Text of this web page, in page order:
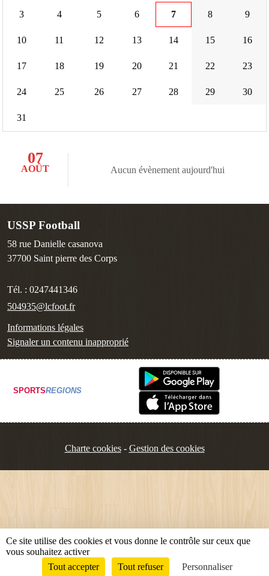
3 4 5 6 7 8 9
10 11 12 13 14 15 16
17 18 19 20 21 22 23
24 25 26 27 28 29 30
31
07
AOÛT Aucun évènement aujourd'hui
USSP Football
58 rue Danielle casanova
37700 Saint pierre des Corps
Tél. : 0247441346
504935@lcfoot.fr
Informations légales
Signaler un contenu inapproprié
SPORTSREGIONS
Charte cookies Gestion des cookies
Envie de participer ? Connexion
Ce site utilise des cookies et vous donne le contrôle sur ceux que
vous souhaitez activer
Tout accepter
Tout refuser Personnaliser